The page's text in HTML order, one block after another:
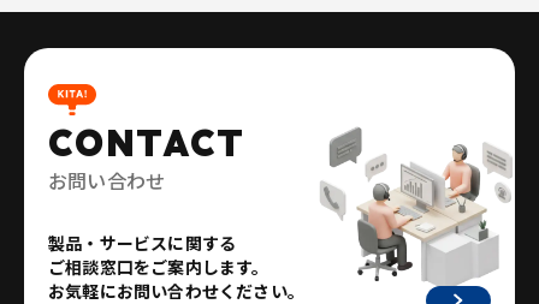
CONTACT
お問い合わせ
製品・サービスに関する
ご相談窓口をご案内します。
お気軽にお問い合わせください。